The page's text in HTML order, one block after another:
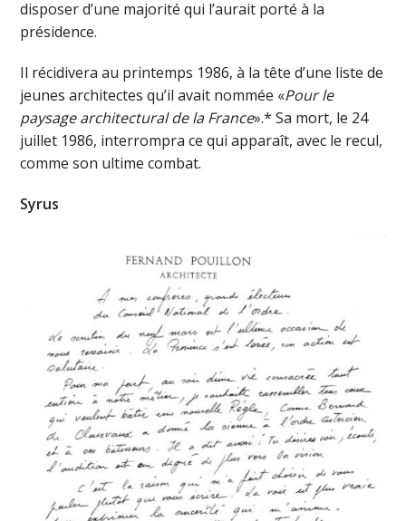
disposer d’une majorité qui l’aurait porté à la
présidence.
Il récidivera au printemps 1986, à la tête d’une liste de
jeunes architectes qu’il avait nommée «Pour le
paysage architectural de la France».* Sa mort, le 24
juillet 1986, interrompra ce qui apparaît, avec le recul,
comme son ultime combat.
Syrus